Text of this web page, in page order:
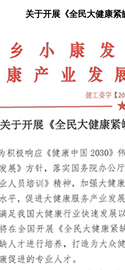
关于开展《全民大健康